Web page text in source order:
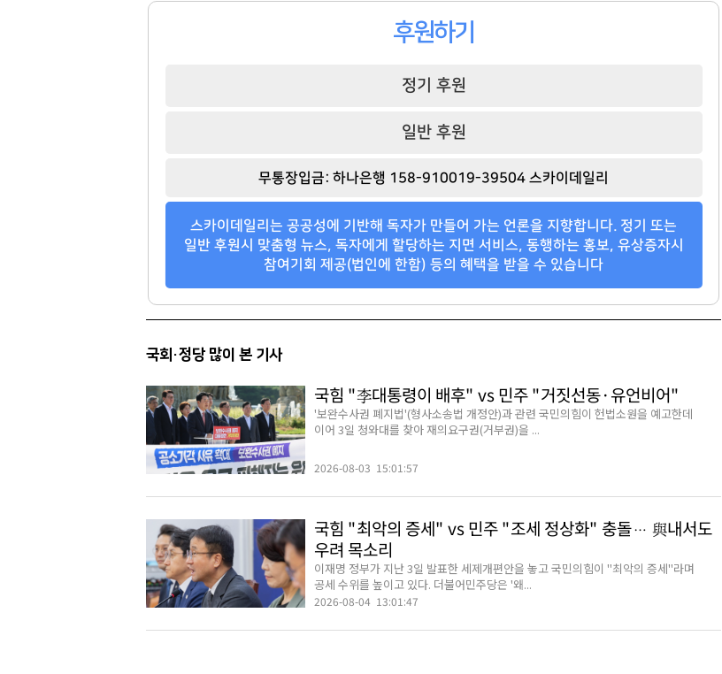
98
후원하기
정기 후원
일반 후원
무통장입금: 하나은행 158-910019-39504 스카이데일리
스카이데일리는 공공성에 기반해 독자가 만들어 가는 언론을 지향합니다. 정기 또는
일반 후원시 맞춤형 뉴스, 독자에게 할당하는 지면 서비스, 동행하는 홍보, 유상증자시
참여기회 제공(법인에 한함) 등의 혜택을 받을 수 있습니다
국회·정당 많이 본 기사
국힘 "李대통령이 배후" vs 민주 "거짓선동·유언비어"
'보완수사권 폐지법'(형사소송법 개정안)과 관련 국민의힘이 헌법소원을 예고한데
이어 3일 청와대를 찾아 재의요구권(거부권)을 ...
2026-08-03 15:01:57
국힘 "최악의 증세" vs 민주 "조세 정상화" 충돌… 與내서도
우려 목소리
이재명 정부가 지난 3일 발표한 세제개편안을 놓고 국민의힘이 "최악의 증세"라며
공세 수위를 높이고 있다. 더불어민주당은 '왜...
2026-08-04 13:01:47